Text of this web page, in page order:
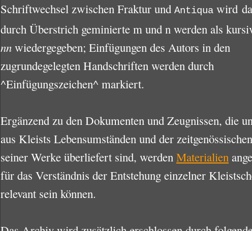
Schriftwechsel zwischen Fraktur und Antiqua wird
durch Überstrich geminierte m und n werden als
nn wiedergegeben; Einfügungen des Autors in den
zugrundegelegten Handschriften werden durch
^Einfügungszeichen^ markiert.
Ergänzend zu den Dokumenten und Zeugnissen, die
aus Kleists Lebensumständen und der
seiner Werke überliefert sind, werden Materialien
für das Verständnis der Entstehung einzelner
relevant sein können.